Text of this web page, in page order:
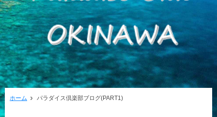
ホーム パラダイス倶楽部ブログ(PART1)